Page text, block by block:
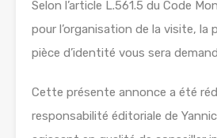
Selon l’article L.561.5 du Code
pour l’organisation de la visite, la
pièce d’identité vous sera
Cette présente annonce a été
responsabilité éditoriale de Yannic